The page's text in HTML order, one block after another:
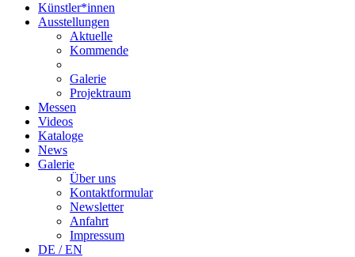
Künstler*innen
Ausstellungen
Aktuelle
Kommende
Galerie
Projektraum
Messen
Videos
Kataloge
News
Galerie
Über uns
Kontaktformular
Newsletter
Anfahrt
Impressum
DE / EN